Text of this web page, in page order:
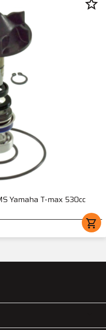
Yamaha T-max 530cc
shopping_cart
star_border